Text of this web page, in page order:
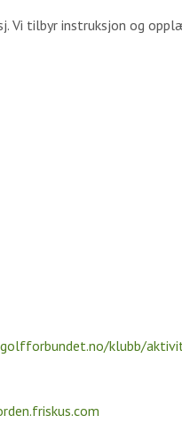
Vi tilbyr instruksjon og
klubb/